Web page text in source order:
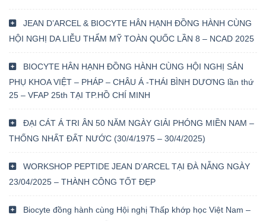
JEAN D’ARCEL & BIOCYTE HÂN HẠNH ĐỒNG HÀNH CÙNG
HỘI NGHỊ DA LIỄU THẨM MỸ TOÀN QUỐC LẦN 8 – NCAD 2025
BIOCYTE HÂN HẠNH ĐỒNG HÀNH CÙNG HỘI NGHỊ SẢN
PHỤ KHOA VIỆT – PHÁP – CHÂU Á -THÁI BÌNH DƯƠNG lần thứ
25 – VFAP 25th TẠI TP.HỒ CHÍ MINH
ĐẠI CÁT Á TRI ÂN 50 NĂM NGÀY GIẢI PHÓNG MIỀN NAM –
THỐNG NHẤT ĐẤT NƯỚC (30/4/1975 – 30/4/2025)
WORKSHOP PEPTIDE JEAN D’ARCEL TẠI ĐÀ NẴNG NGÀY
23/04/2025 – THÀNH CÔNG TỐT ĐẸP
Biocyte đồng hành cùng Hội nghị Thấp khớp học Việt Nam –